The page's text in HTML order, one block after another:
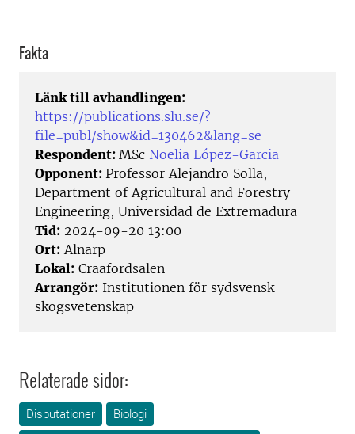
Fakta
Länk till avhandlingen:
https://publications.slu.se/?
file=publ/show&id=130462&lang=se
Respondent: MSc Noelia López-Garcia
Opponent: Professor Alejandro Solla,
Department of Agricultural and Forestry
Engineering, Universidad de Extremadura
Tid: 2024-09-20 13:00
Ort: Alnarp
Lokal: Craafordsalen
Arrangör: Institutionen för sydsvensk
skogsvetenskap
Relaterade sidor:
Disputationer
Biologi